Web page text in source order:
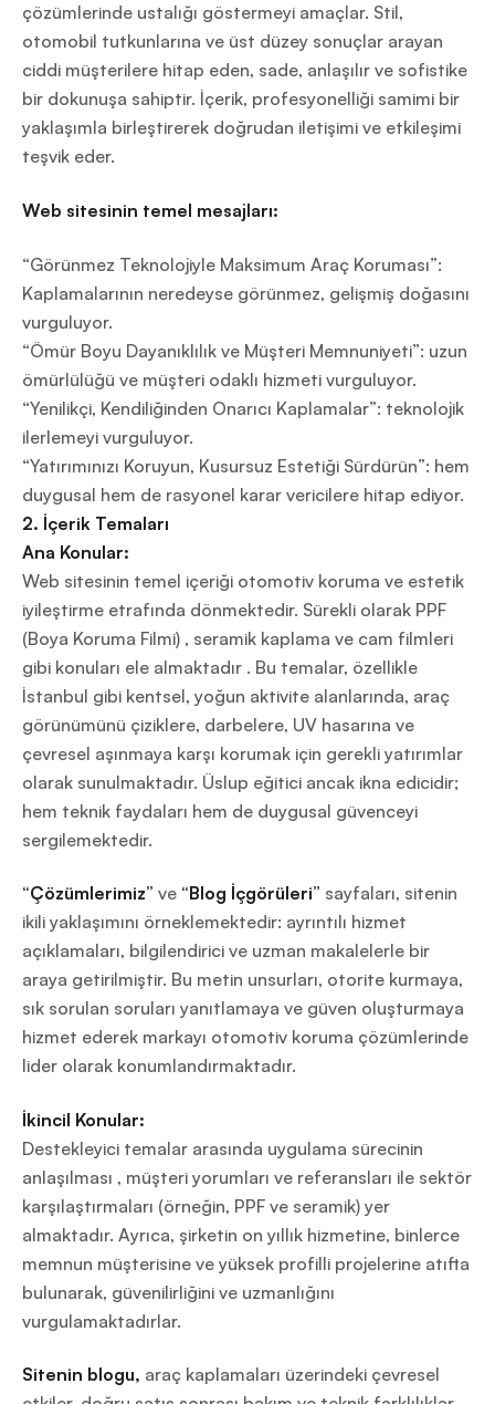
çözümlerinde ustalığı göstermeyi amaçlar. Stil,
otomobil tutkunlarına ve üst düzey sonuçlar arayan
ciddi müşterilere hitap eden, sade, anlaşılır ve sofistike
bir dokunuşa sahiptir. İçerik, profesyonelliği samimi bir
yaklaşımla birleştirerek doğrudan iletişimi ve etkileşimi
teşvik eder.
Web sitesinin temel mesajları:
“Görünmez Teknolojiyle Maksimum Araç Koruması”:
Kaplamalarının neredeyse görünmez, gelişmiş doğasını
vurguluyor.
“Ömür Boyu Dayanıklılık ve Müşteri Memnuniyeti”: uzun
ömürlülüğü ve müşteri odaklı hizmeti vurguluyor.
“Yenilikçi, Kendiliğinden Onarıcı Kaplamalar”: teknolojik
ilerlemeyi vurguluyor.
“Yatırımınızı Koruyun, Kusursuz Estetiği Sürdürün”: hem
duygusal hem de rasyonel karar vericilere hitap ediyor.
2. İçerik Temaları
Ana Konular:
Web sitesinin temel içeriği otomotiv koruma ve estetik
iyileştirme etrafında dönmektedir. Sürekli olarak PPF
(Boya Koruma Filmi) , seramik kaplama ve cam filmleri
gibi konuları ele almaktadır . Bu temalar, özellikle
İstanbul gibi kentsel, yoğun aktivite alanlarında, araç
görünümünü çiziklere, darbelere, UV hasarına ve
çevresel aşınmaya karşı korumak için gerekli yatırımlar
olarak sunulmaktadır. Üslup eğitici ancak ikna edicidir;
hem teknik faydaları hem de duygusal güvenceyi
sergilemektedir.
“Çözümlerimiz” ve “Blog İçgörüleri” sayfaları, sitenin
ikili yaklaşımını örneklemektedir: ayrıntılı hizmet
açıklamaları, bilgilendirici ve uzman makalelerle bir
araya getirilmiştir. Bu metin unsurları, otorite kurmaya,
sık sorulan soruları yanıtlamaya ve güven oluşturmaya
hizmet ederek markayı otomotiv koruma çözümlerinde
lider olarak konumlandırmaktadır.
İkincil Konular:
Destekleyici temalar arasında uygulama sürecinin
anlaşılması , müşteri yorumları ve referansları ile sektör
karşılaştırmaları (örneğin, PPF ve seramik) yer
almaktadır. Ayrıca, şirketin on yıllık hizmetine, binlerce
memnun müşterisine ve yüksek profilli projelerine atıfta
bulunarak, güvenilirliğini ve uzmanlığını
vurgulamaktadırlar.
Sitenin blogu, araç kaplamaları üzerindeki çevresel